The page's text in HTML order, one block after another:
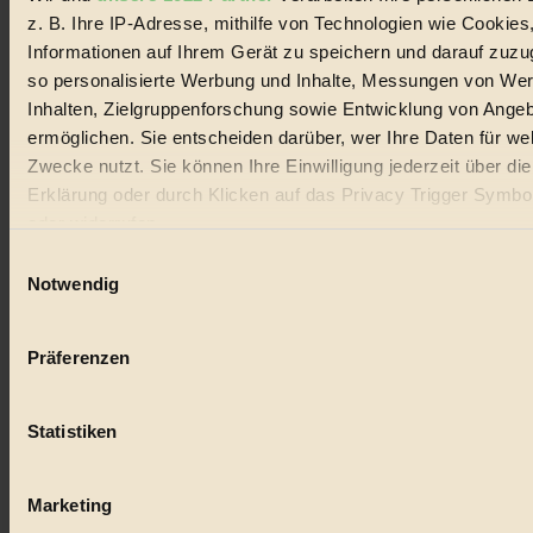
z. B. Ihre IP-Adresse, mithilfe von Technologien wie
Informationen auf Ihrem Gerät zu speichern und darauf
so personalisierte Werbung und Inhalte, Messungen von
Inhalten, Zielgruppenforschung sowie Entwicklung von
ermöglichen. Sie entscheiden darüber, wer Ihre Daten für
Zwecke nutzt. Sie können Ihre Einwilligung jederzeit über
Erklärung oder durch Klicken auf das Privacy Trigger
Wenn Sie es erlauben, würden wir auch gerne:
Ihr Gerät durch aktives Scannen nach bestimmten
Erfahren Sie mehr darüber, wie Ihre persönlichen Daten
Notwendig
Präferenzen
Statistiken
Marketing
Natur
kinderbuch
nachhaltig